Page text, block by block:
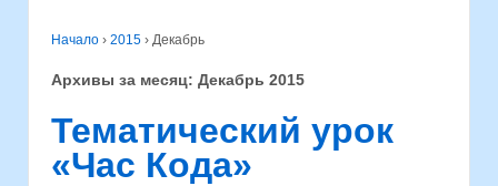
Начало › 2015 › Декабрь
Архивы за месяц: Декабрь 2015
Тематический урок
«Час Кода»